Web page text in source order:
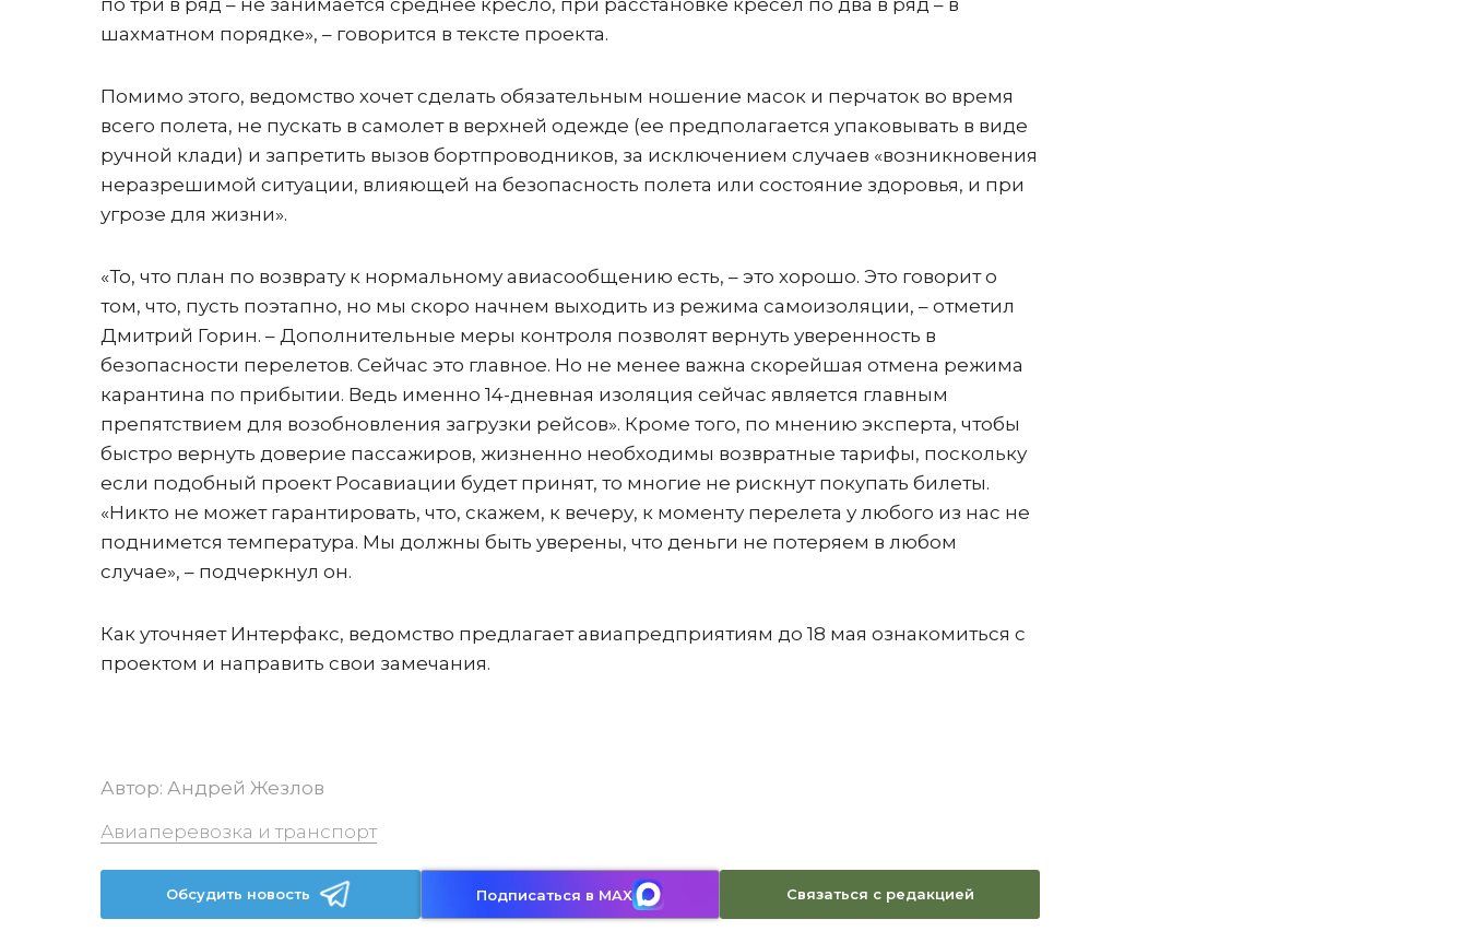
по три в ряд – не занимается среднее кресло, при расстановке кресел по два в ряд – в
шахматном порядке», – говорится в тексте проекта.
Помимо этого, ведомство хочет сделать обязательным ношение масок и перчаток во время
всего полета, не пускать в самолет в верхней одежде (ее предполагается упаковывать в виде
ручной клади) и запретить вызов бортпроводников, за исключением случаев «возникновения
неразрешимой ситуации, влияющей на безопасность полета или состояние здоровья, и при
угрозе для жизни».
«То, что план по возврату к нормальному авиасообщению есть, – это хорошо. Это говорит о
том, что, пусть поэтапно, но мы скоро начнем выходить из режима самоизоляции, – отметил
Дмитрий Горин. – Дополнительные меры контроля позволят вернуть уверенность в
безопасности перелетов. Сейчас это главное. Но не менее важна скорейшая отмена режима
карантина по прибытии. Ведь именно 14-дневная изоляция сейчас является главным
препятствием для возобновления загрузки рейсов». Кроме того, по мнению эксперта, чтобы
быстро вернуть доверие пассажиров, жизненно необходимы возвратные тарифы, поскольку
если подобный проект Росавиации будет принят, то многие не рискнут покупать билеты.
«Никто не может гарантировать, что, скажем, к вечеру, к моменту перелета у любого из нас не
поднимется температура. Мы должны быть уверены, что деньги не потеряем в любом
случае», – подчеркнул он.
Как уточняет Интерфакс, ведомство предлагает авиапредприятиям до 18 мая ознакомиться с
проектом и направить свои замечания.
Автор: Андрей Жезлов
Авиаперевозка и транспорт
Обсудить новость Подписаться в MAX Связаться с редакцией